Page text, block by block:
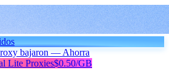
bajaron — Ahorra
Lite Proxies$0.50/GB